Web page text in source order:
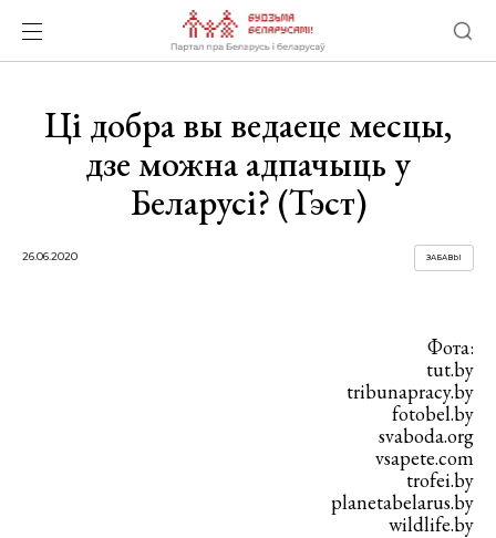
Ці добра вы ведаеце месцы,
дзе можна адпачыць у
Беларусі? (Тэст)
26.06.2020 ЗАБАВЫ
Фота:
tut.by
tribunapracy.by
fotobel.by
svaboda.org
vsapete.com
trofei.by
planetabelarus.by
wildlife.by